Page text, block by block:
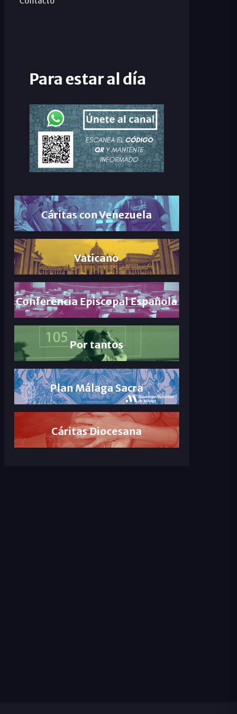
Para estar al día
Cáritas con Venezuela
Vaticano
Conferencia Episcopal Española
Por tantos
Plan Málaga Sacra
Cáritas Diocesana